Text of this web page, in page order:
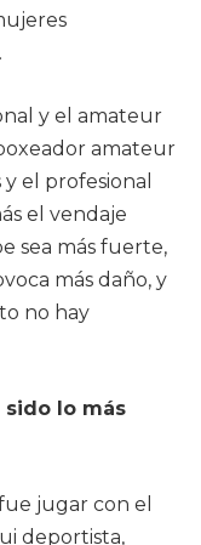
y el amateur
amateur
el profesional
el vendaje
sea más fuerte,
más daño, y
no hay
sido lo más
jugar con el
deportista,